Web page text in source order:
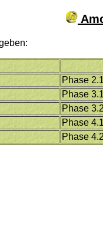
Phase
Phase
Phase
Phase
Phase